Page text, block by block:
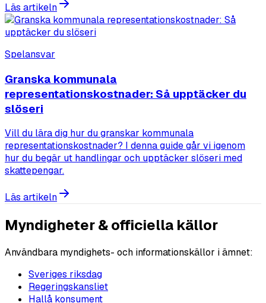
Läs artikeln
Spelansvar
Granska kommunala
representationskostnader: Så upptäcker du
slöseri
Vill du lära dig hur du granskar kommunala
representationskostnader? I denna guide går vi igenom
hur du begär ut handlingar och upptäcker slöseri med
skattepengar.
Läs artikeln
Myndigheter & officiella källor
Användbara myndighets- och informationskällor i ämnet:
Sveriges riksdag
Regeringskansliet
Hallå konsument